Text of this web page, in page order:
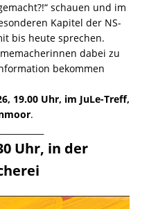
schauen und im
Kapitel der NS-
bis heute sprechen.
dabei zu
bekommen
19.00 Uhr, im JuLe-Treff,
.
Uhr, in der